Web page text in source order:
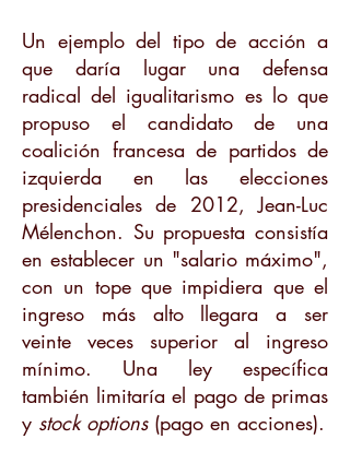
Un ejemplo del tipo de acción a
que daría lugar una defensa
radical del igualitarismo es lo que
propuso el candidato de una
coalición francesa de partidos de
izquierda en las elecciones
presidenciales de 2012, Jean-Luc
Mélenchon. Su propuesta consistía
en establecer un "salario máximo",
con un tope que impidiera que el
ingreso más alto llegara a ser
veinte veces superior al ingreso
mínimo. Una ley específica
también limitaría el pago de primas
y stock options(pago en acciones).